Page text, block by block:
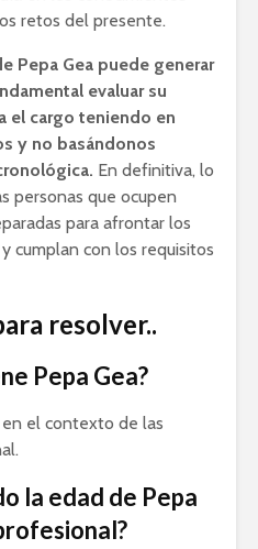
retos del presente.
Pepa Gea puede generar
evaluar su
el cargo teniendo en
y no basándonos
En definitiva, lo
personas que ocupen
para afrontar los
cumplan con los requisitos
resolver..
Pepa Gea?
en el contexto de las
la edad de Pepa